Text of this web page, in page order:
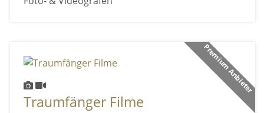
Premium Anbieter
Traumfänger Filme